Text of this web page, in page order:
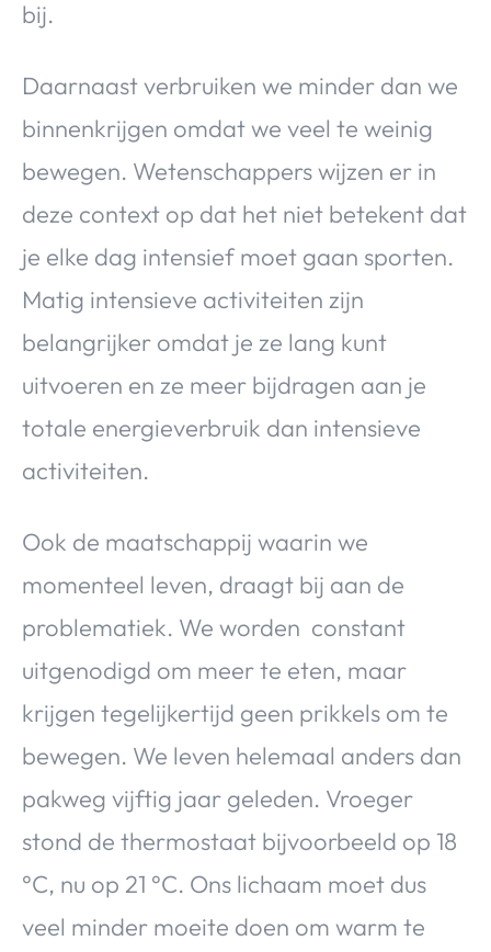
bij.
Daarnaast verbruiken we minder dan we
binnenkrijgen omdat we veel te weinig
bewegen. Wetenschappers wijzen er in
deze context op dat het niet betekent dat
je elke dag intensief moet gaan sporten.
Matig intensieve activiteiten zijn
belangrijker omdat je ze lang kunt
uitvoeren en ze meer bijdragen aan je
totale energieverbruik dan intensieve
activiteiten.
Ook de maatschappij waarin we
momenteel leven, draagt bij aan de
problematiek. We worden constant
uitgenodigd om meer te eten, maar
krijgen tegelijkertijd geen prikkels om te
bewegen. We leven helemaal anders dan
pakweg vijftig jaar geleden. Vroeger
stond de thermostaat bijvoorbeeld op 18
°C, nu op 21 °C. Ons lichaam moet dus
veel minder moeite doen om warm te